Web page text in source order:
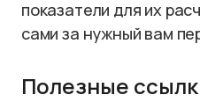
показатели для их
сами за нужный вам
Полезные